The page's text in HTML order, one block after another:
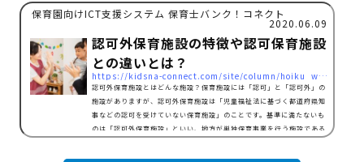
保育園向けICT支援システム 保育士バンク！コネクト
2020.06.09
認可外保育施設の特徴や認可保育施設
との違いとは？
https://kidsna-connect.com/site/column/hoiku_workstyle/2901
認可外保育施設とはどんな施設？保育施設には「認可」と「認可外」の
施設がありますが、認可外保育施設は「児童福祉法に基づく都道府県知
事などの認可を受けていない保育施設」のことです。基準に満たないも
のは「認可外保育施設」といい、地方が単独保育事業を行う施設である